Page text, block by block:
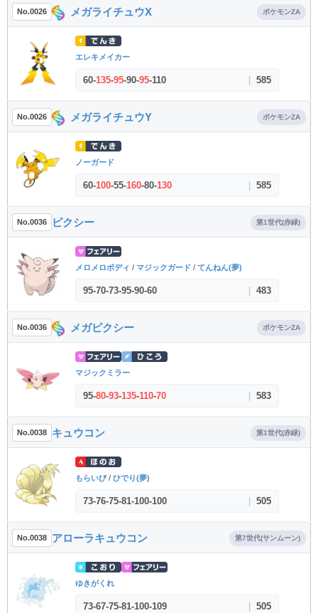
No.0026 メガライチュウX ポケモンZA
エレキメイカー
60-135-95-90-95-110 585
No.0026 メガライチュウY ポケモンZA
ノーガード
60-100-55-160-80-130 585
No.0036 ピクシー 第1世代(赤緑)
メロメロボディ / マジックガード / てんねん(夢)
95-70-73-95-90-60 483
No.0036 メガピクシー ポケモンZA
マジックミラー
95-80-93-135-110-70 583
No.0038 キュウコン 第1世代(赤緑)
もらいび/ ひでり(夢)
73-76-75-81-100-100 505
No.0038 アローラキュウコン 第7世代(サンムーン)
ゆきがくれ
73-67-75-81-100-109 505